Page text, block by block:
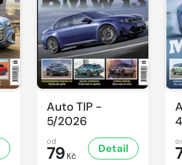
Auto TIP -
5/2026
od
79 Kč
Detail